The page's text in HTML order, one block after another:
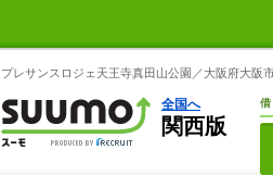
プレサンスロジェ天王寺真田山公園／大阪府大阪
全国へ
関西版
借